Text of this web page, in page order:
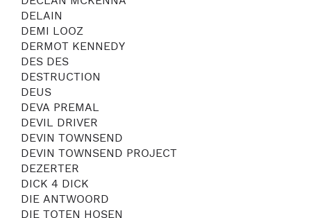
DELAIN
DEMI LOOZ
DERMOT KENNEDY
DES DES
DESTRUCTION
DEUS
DEVA PREMAL
DEVIL DRIVER
DEVIN TOWNSEND
DEVIN TOWNSEND PROJECT
DEZERTER
DICK 4 DICK
DIE ANTWOORD